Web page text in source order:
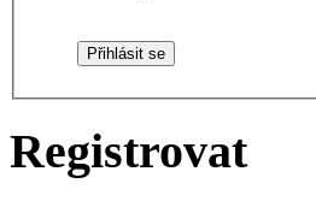
Registrovat